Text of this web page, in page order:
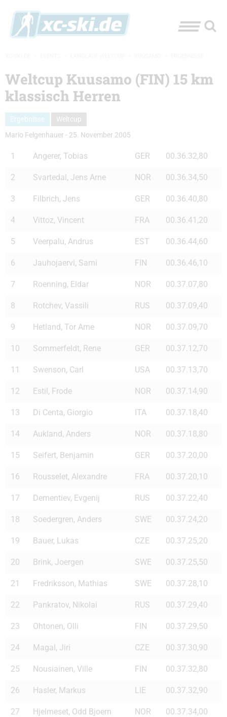
Weltcup Kuusamo (FIN) 15 km
klassisch Herren
Ergebnisse
Weltcup
Mario Felgenhauer - 25. November 2005
1 Angerer, Tobias GER 00.36.32,80
2 Svartedal, Jens Arne NOR 00.36.34,50
3 Filbrich, Jens GER 00.36.40,80
4 Vittoz, Vincent FRA 00.36.41,20
5 Veerpalu, Andrus EST 00.36.44,60
6 Jauhojaervi, Sami FIN 00.36.46,10
7 Roenning, Eldar NOR 00.37.07,80
8 Rotchev, Vassili RUS 00.37.09,40
9 Hetland, Tor Arne NOR 00.37.09,70
10 Sommerfeldt, Rene GER 00.37.12,70
11 Swenson, Carl USA 00.37.13,70
12 Estil, Frode NOR 00.37.14,90
13 Di Centa, Giorgio ITA 00.37.18,40
14 Aukland, Anders NOR 00.37.18,80
15 Seifert, Benjamin GER 00.37.20,00
16 Rousselet, Alexandre FRA 00.37.20,10
17 Dementiev, Evgenij RUS 00.37.22,40
18 Soedergren, Anders SWE 00.37.24,20
19 Bauer, Lukas CZE 00.37.25,20
20 Brink, Joergen SWE 00.37.25,50
21 Fredriksson, Mathias SWE 00.37.28,10
22 Pankratov, Nikolai RUS 00.37.29,40
23 Ohtonen, Olli FIN 00.37.29,50
24 Magal, Jiri CZE 00.37.30,90
25 Nousiainen, Ville FIN 00.37.32,80
26 Hasler, Markus LIE 00.37.32,90
27 Hjelmeset, Odd Bjoern NOR 00.37.34,00